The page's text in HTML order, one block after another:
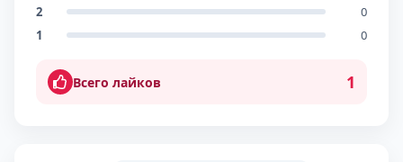
2
0
1
0
Всего лайков 1